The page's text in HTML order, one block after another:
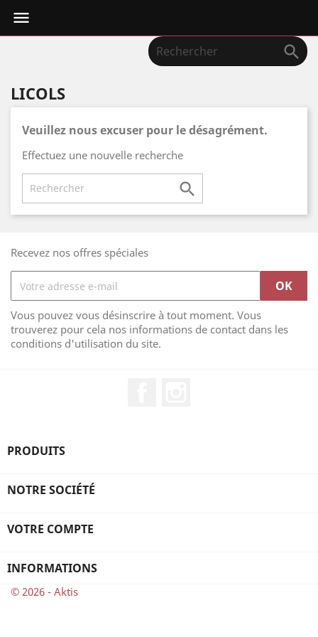


LICOLS
Veuillez nous excuser pour le désagrément.
Effectuez une nouvelle recherche

Recevez nos offres spéciales
Vous pouvez vous désinscrire à tout moment. Vous
trouverez pour cela nos informations de contact dans les
conditions d'utilisation du site.
PRODUITS
NOTRE SOCIÉTÉ
VOTRE COMPTE
INFORMATIONS
© 2026 - Aktis